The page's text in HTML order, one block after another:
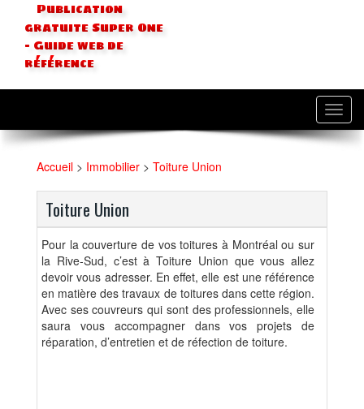
Publication
gratuite Super One
- Guide web de
référence
Accueil > Immobilier > Toiture Union
Toiture Union
Pour la couverture de vos toitures à Montréal ou sur
la Rive-Sud, c’est à Toiture Union que vous allez
devoir vous adresser. En effet, elle est une référence
en matière des travaux de toitures dans cette région.
Avec ses couvreurs qui sont des professionnels, elle
saura vous accompagner dans vos projets de
réparation, d’entretien et de réfection de toiture.